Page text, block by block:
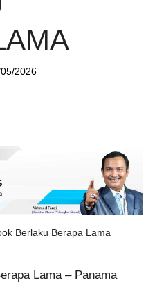
2026
Berlaku Berapa Lama
Lama – Panama